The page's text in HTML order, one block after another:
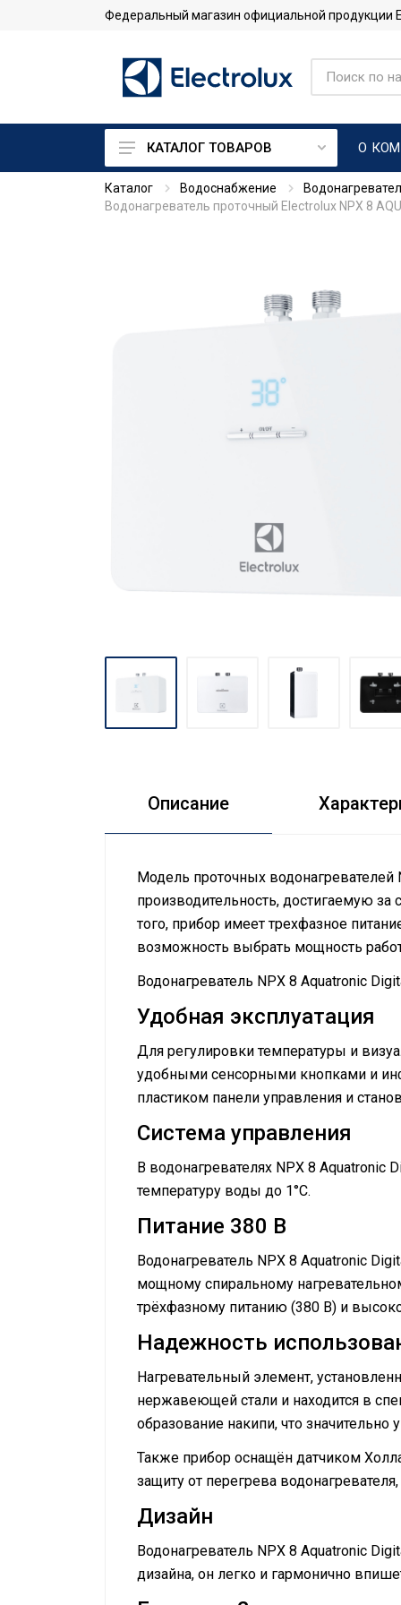
Федеральный магазин официальной продукции
Кондиционеры
КАТАЛОГ ТОВАРОВ О
Каталог Водоснабжение
Водонагреватель проточный Electrolux NPX 8
Описание
Модель проточных водонагревателей
производительность, достигаемую
того, прибор имеет трехфазное
возможность выбрать мощность
Водонагреватель NPX 8 Aquatronic
Удобная эксплуатация
Для регулировки температуры и
удобными сенсорными кнопками и
пластиком панели управления и
Система управления
В водонагревателях NPX 8 Aquatronic
температуру воды до 1°С.
Питание 380 В
Водонагреватель NPX 8 Aquatronic
мощному спиральному
трёхфазному питанию (380 В) и
Надежность
Нагревательный элемент,
нержавеющей стали и находится в
образование накипи, что значительно
Также прибор оснащён датчиком
защиту от перегрева
Дизайн
Водонагреватель NPX 8 Aquatronic
дизайна, он легко и гармонично